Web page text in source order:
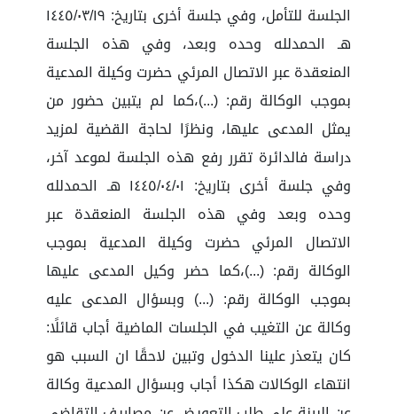
الجلسة للتأمل، وفي جلسة أخرى بتاريخ: ١٤٤٥/٠٣/١٩
هـ الحمدلله وحده وبعد، وفي هذه الجلسة
المنعقدة عبر الاتصال المرئي حضرت وكيلة المدعية
بموجب الوكالة رقم: (...)،كما لم يتبين حضور من
يمثل المدعى عليها، ونظرًا لحاجة القضية لمزيد
دراسة فالدائرة تقرر رفع هذه الجلسة لموعد آخر،
وفي جلسة أخرى بتاريخ: ١٤٤٥/٠٤/٠١ هـ الحمدلله
وحده وبعد وفي هذه الجلسة المنعقدة عبر
الاتصال المرئي حضرت وكيلة المدعية بموجب
الوكالة رقم: (...)،كما حضر وكيل المدعى عليها
بموجب الوكالة رقم: (...) وبسؤال المدعى عليه
وكالة عن التغيب في الجلسات الماضية أجاب قائلًا:
كان يتعذر علينا الدخول وتبين لاحقًا ان السبب هو
انتهاء الوكالات هكذا أجاب وبسؤال المدعية وكالة